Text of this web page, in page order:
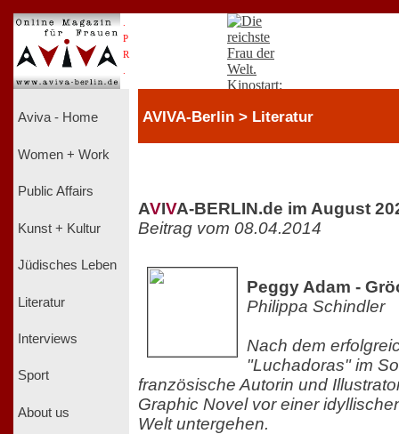
P
R
Aviva - Home
Women + Work
Public Affairs
Kunst + Kultur
Jüdisches Leben
Literatur
Interviews
Sport
About us
AVIVA-Berlin > Literatur
AVIVA-BERLIN.de im August
Beitrag vom 08.04.2014
Peggy Adam -
Philippa Schindler
Nach dem
"Luchadoras" im
französische Autorin und
Graphic Novel vor einer
Welt untergehen.